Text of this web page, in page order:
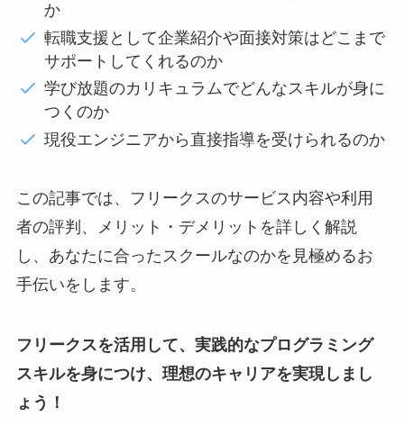
か
転職支援として企業紹介や面接対策はどこまで
サポートしてくれるのか
学び放題のカリキュラムでどんなスキルが身に
つくのか
現役エンジニアから直接指導を受けられるのか
この記事では、フリークスのサービス内容や利用
者の評判、メリット・デメリットを詳しく解説
し、あなたに合ったスクールなのかを見極めるお
手伝いをします。
フリークスを活用して、実践的なプログラミング
スキルを身につけ、理想のキャリアを実現しまし
ょう！